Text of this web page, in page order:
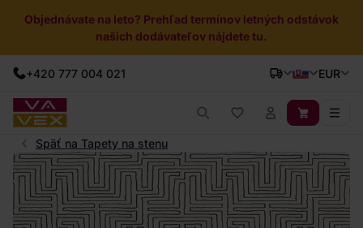
Objednávate na leto? Prehľad termínov letných odstávok
našich dodávateľov nájdete tu.
+420 777 004 021 EUR
Späť na Tapety na stenu